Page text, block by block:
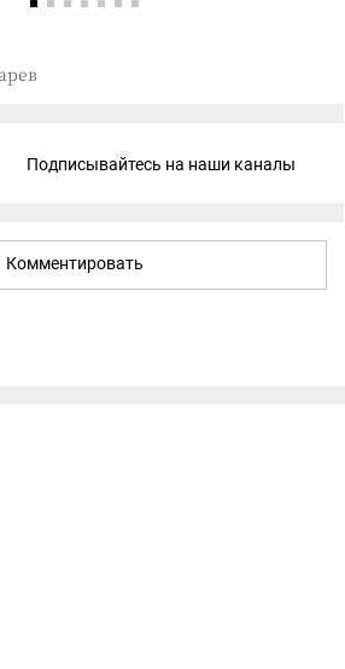
Подписывайтесь на наши каналы
Комментировать